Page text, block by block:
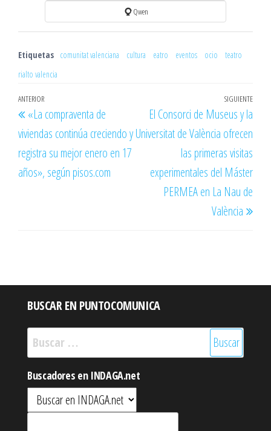
Qwen
Etiquetas comunitat valenciana cultura eatro eventos ocio
teatro
rialto valencia
Navegación
de
entradas
Entrada
anterior
ANTERIOR
«La compraventa de
viviendas continúa creciendo y
registra su mejor enero en 17
años», según pisos.com
SIGUIENTE
El Consorci de Museus y la
Universitat de València ofrecen
las primeras visitas
experimentales del Máster
PERMEA en La Nau de
València
BUSCAR EN PUNTOCOMUNICA
Buscar:
Buscadores en INDAGA.net